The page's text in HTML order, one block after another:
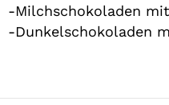
-Milchschokoladen
-Dunkelschokoladen